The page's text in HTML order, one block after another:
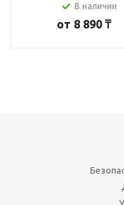
В наличии
от 8 890 ₸